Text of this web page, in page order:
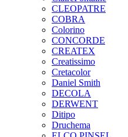
CLEOPATRE
COBRA
Colorino
CONCORDE
CREATEX
Creatissimo
Cretacolor
Daniel Smith
DECOLA
DERWENT
Ditipo
Druchema